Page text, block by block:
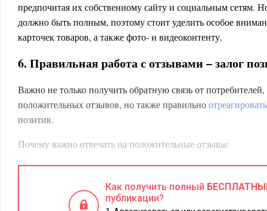
предпочитая их собственному сайту и социальным сетям.
должно быть полным, поэтому стоит уделить особое
карточек товаров, а также фото- и видеоконтенту.
6. Правильная работа с отзывами – залог
Важно не только получить обратную связь от
положительных отзывов, но также правильно
позитив.
Почему важно отвечать на положительные отзывы:
Компания демонстрирует, что ценит своих клиентов,
Своевременная реакция говорит о том, что компания
Как получить полный
публикации?